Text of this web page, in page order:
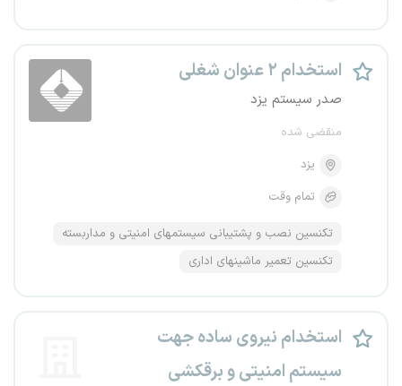
استخدام ۲ عنوان شغلی
صدر سیستم یزد
منقضی شده
یزد
تمام وقت
تکنسین نصب و پشتیبانی سیستمهای امنیتی و مداربسته
تکنسین تعمیر ماشینهای اداری
استخدام نیروی ساده جهت
سیستم امنیتی و برقکشی